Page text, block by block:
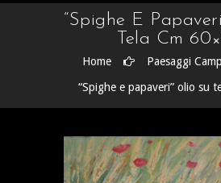
“Spighe E
Tela Cm
Home
Paesaggi
“Spighe e papaveri” olio su